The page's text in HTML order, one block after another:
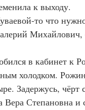
к выходу.
то что
Михайлович,
в кабинет к
холодком.
Задержусь, чёрт
Степановна и